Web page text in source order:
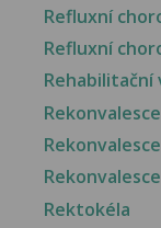
Refluxní
Refluxní
Rektokéla